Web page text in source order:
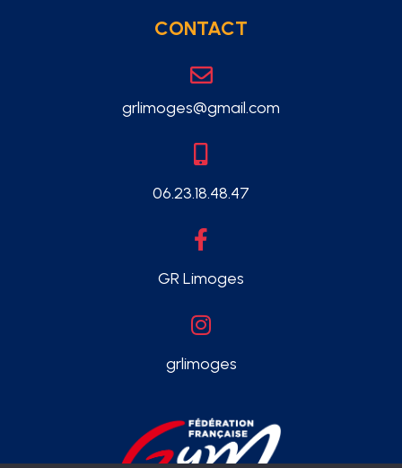
CONTACT
grlimoges@gmail.com
06.23.18.48.47
GR Limoges
grlimoges